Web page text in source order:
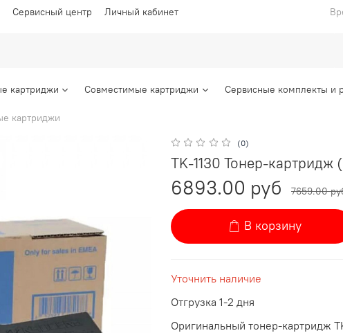
Сервисный центр Личный кабинет
картриджи Совместимые картриджи Сервисные комплекты и
картриджи
(0)
TK-1130 Тонер-картридж
6893.00 руб 7659.00
В корзину
Уточнить наличие
Отгрузка 1-2 дня
Оригинальный тонер-картридж